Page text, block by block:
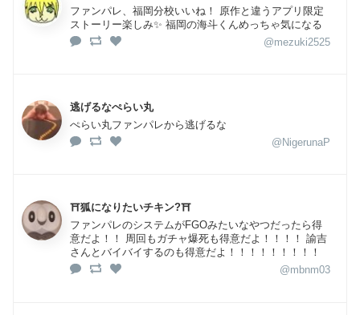
ファンパレ、福岡分校いいね！ 原作と違うアプリ限定
ストーリー楽しみ✨ 福岡の海斗くんめっちゃ気になる
@mezuki2525
逃げるなぺらい丸
ぺらい丸ファンパレから逃げるな
@NigerunaP
⛩狐になりたいチキン?⛩
ファンパレのシステムがFGOみたいなやつだったら得
意だよ！！ 周回もガチャ爆死も得意だよ！！！！ 諭吉
さんとバイバイするのも得意だよ！！！！！！！！！
@mbnm03